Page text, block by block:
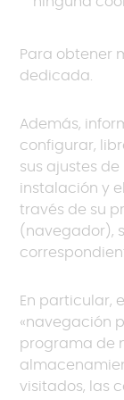
Para obtener
dedicada.
Además,
configurar,
sus ajustes
instalación y
través de su
(navegador),
En particular,
«navegación
programa de
visitados, las